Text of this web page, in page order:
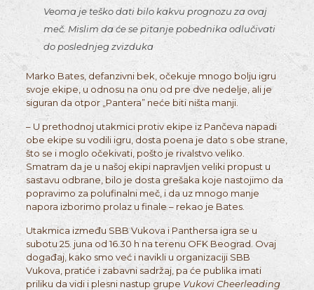
Veoma je teško dati bilo kakvu prognozu za ovaj
meč. Mislim da će se pitanje pobednika odlučivati
do poslednjeg zvizduka
Marko Bates, defanzivni bek, očekuje mnogo bolju igru
svoje ekipe, u odnosu na onu od pre dve nedelje, ali je
siguran da otpor „Pantera” neće biti ništa manji.
– U prethodnoj utakmici protiv ekipe iz Pančeva napadi
obe ekipe su vodili igru, dosta poena je dato s obe strane,
što se i moglo očekivati, pošto je rivalstvo veliko.
Smatram da je u našoj ekipi napravljen veliki propust u
sastavu odbrane, bilo je dosta grešaka koje nastojimo da
popravimo za polufinalni meč, i da uz mnogo manje
napora izborimo prolaz u finale – rekao je Bates.
Utakmica između SBB Vukova i Panthersa igra se u
subotu 25. juna od 16.30 h na terenu OFK Beograd. Ovaj
događaj, kako smo već i navikli u organizaciji SBB
Vukova, pratiće i zabavni sadržaj, pa će publika imati
priliku da vidi i plesni nastup grupe Vukovi Cheerleading